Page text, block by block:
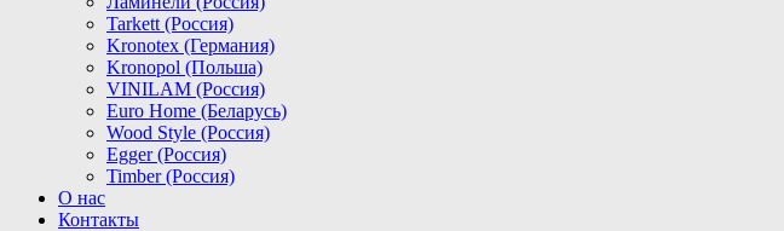
Tarkett (Россия)
Kronotex (Германия)
Kronopol (Польша)
VINILAM (Россия)
Euro Home (Беларусь)
Wood Style (Россия)
Egger (Россия)
Timber (Россия)
О нас
Контакты